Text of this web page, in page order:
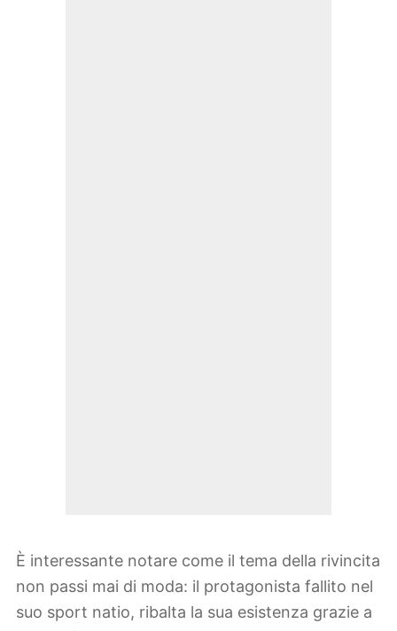
È interessante notare come il tema della rivincita
non passi mai di moda: il protagonista fallito nel
suo sport natio, ribalta la sua esistenza grazie a